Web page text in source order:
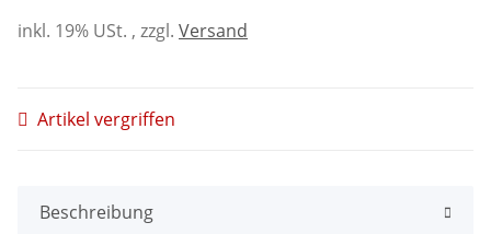
inkl. 19% USt. , zzgl. Versand
Artikel vergriffen
Beschreibung